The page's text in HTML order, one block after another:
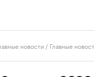
новости / Главные